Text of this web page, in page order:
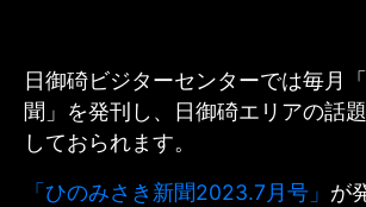
日御碕ビジターセンターでは毎月
聞」を発刊し、日御碕エリアの話
しておられます。
「ひのみさき新聞2023.7月号」 が